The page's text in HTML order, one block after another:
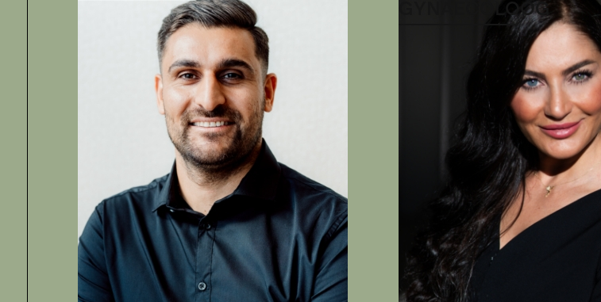
GYNAECOLOOG